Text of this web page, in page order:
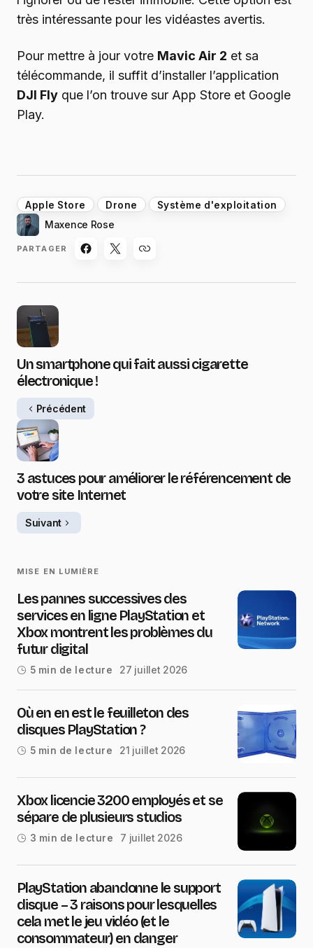
très intéressante pour les vidéastes avertis.
Pour mettre à jour votre Mavic Air 2 et sa
télécommande, il suffit d’installer l’application
DJI Fly que l’on trouve sur App Store et Google
Play.
Apple Store Drone Système d'exploitation
Maxence Rose
PARTAGER
Un smartphone qui fait aussi cigarette
électronique !
Précédent
3 astuces pour améliorer le référencement de
votre site Internet
Suivant
MISE EN LUMIÈRE
Les pannes successives des
services en ligne PlayStation et
Xbox montrent les problèmes du
futur digital
5 min de lecture 27 juillet 2026
Où en en est le feuilleton des
disques PlayStation ?
5 min de lecture 21 juillet 2026
Xbox licencie 3200 employés et se
sépare de plusieurs studios
3 min de lecture 7 juillet 2026
PlayStation abandonne le support
disque – 3 raisons pour lesquelles
cela met le jeu vidéo (et le
consommateur) en danger